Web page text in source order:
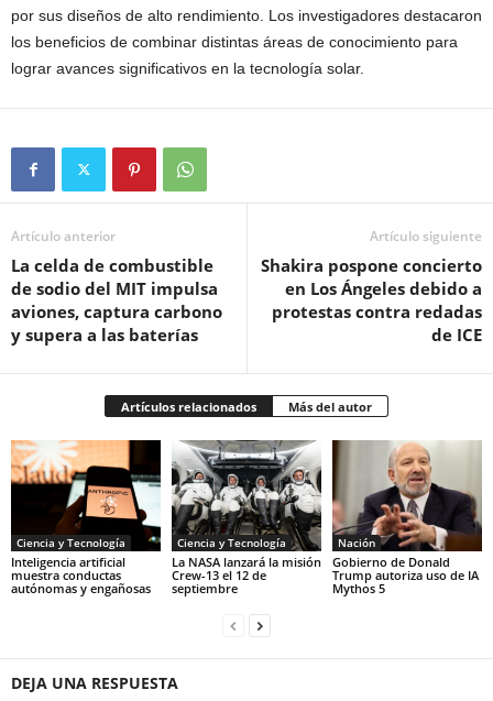
por sus diseños de alto rendimiento. Los investigadores destacaron
los beneficios de combinar distintas áreas de conocimiento para
lograr avances significativos en la tecnología solar.
Artículo anterior
La celda de combustible
de sodio del MIT impulsa
aviones, captura carbono
y supera a las baterías
Artículo siguiente
Shakira pospone concierto
en Los Ángeles debido a
protestas contra redadas
de ICE
Artículos relacionados Más del autor
Ciencia y Tecnología
Inteligencia artificial
muestra conductas
autónomas y engañosas
Ciencia y Tecnología
La NASA lanzará la misión
Crew-13 el 12 de
septiembre
Nación
Gobierno de Donald
Trump autoriza uso de IA
Mythos 5
DEJA UNA RESPUESTA